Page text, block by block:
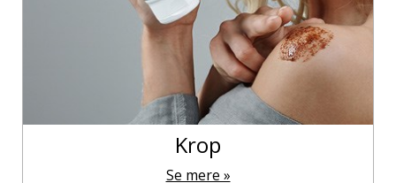
Krop
Se mere »